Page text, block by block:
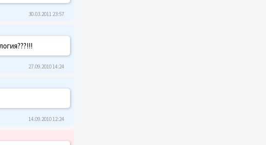
30.03.2011 23:57
27.09.2010 14:24
14.09.2010 12:24